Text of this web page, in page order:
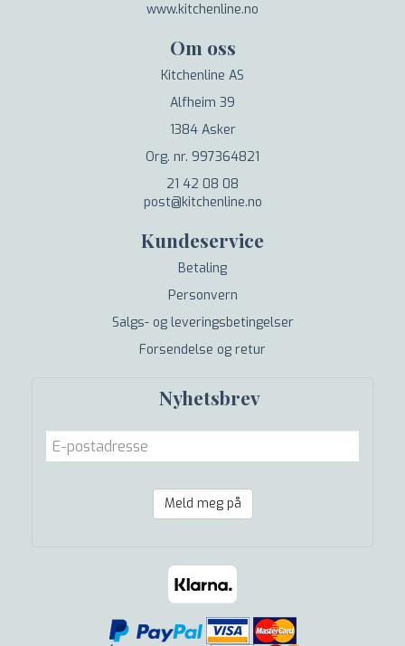
www.kitchenline.no
Om oss
Kitchenline AS
Alfheim 39
1384 Asker
Org. nr. 997364821
21 42 08 08
post@kitchenline.no
Kundeservice
Betaling
Personvern
Salgs- og leveringsbetingelser
Forsendelse og retur
Nyhetsbrev
Meld meg på